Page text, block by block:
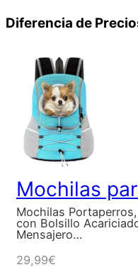
Diferencia de
Mochilas
Mochilas
con Bolsillo
Mensajero…
29,99€